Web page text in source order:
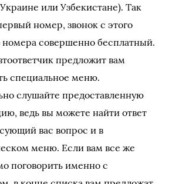
или Узбекистане). Так
номер, звонок с этого
номера совершенно бесплатный.
предложит вам
специальное меню.
слушайте предоставленную
ведь вы можете найти ответ
вас вопрос и в
меню. Если вам все же
поговорить именно с